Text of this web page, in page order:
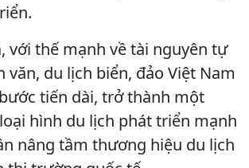
với thế mạnh về tài nguyên tự
văn, du lịch biển, đảo Việt Nam
tiến dài, trở thành một
hình du lịch phát triển mạnh
nâng tầm thương hiệu du lịch